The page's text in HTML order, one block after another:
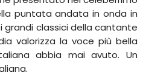
puntata andata in onda in
grandi classici della cantante
valorizza la voce più bella
abbia mai avuto. Un